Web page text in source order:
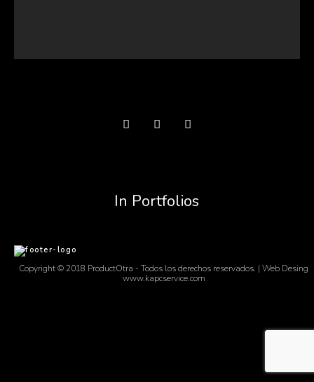
In Portfolios
Copyright © 2018 ProductOtra - Todos los derechos reservados. | Web Desing
www.kapcservice.com